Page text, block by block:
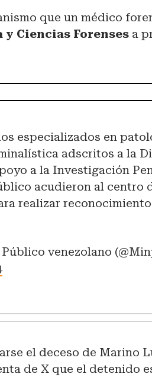
que un médico
Ciencias Forenses a
especializados en
adscritos a la
a la Investigación
acudieron al centro
realizar
venezolano
el deceso de Marino
de X que el detenido